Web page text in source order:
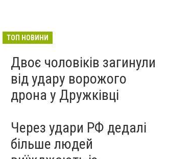
ТОП НОВИНИ
Двоє чоловіків загинули
від удару ворожого
дрона у Дружківці
Через удари РФ дедалі
більше людей